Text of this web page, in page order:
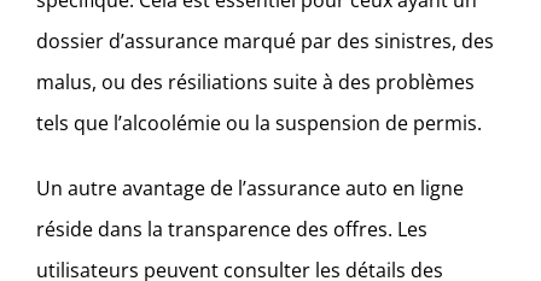
dossier d’assurance marqué par des sinistres, des
malus, ou des résiliations suite à des problèmes
tels que l’alcoolémie ou la suspension de permis.
Un autre avantage de l’assurance auto en ligne
réside dans la transparence des offres. Les
utilisateurs peuvent consulter les détails des